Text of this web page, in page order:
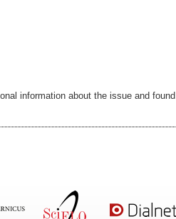
information about the issue and found